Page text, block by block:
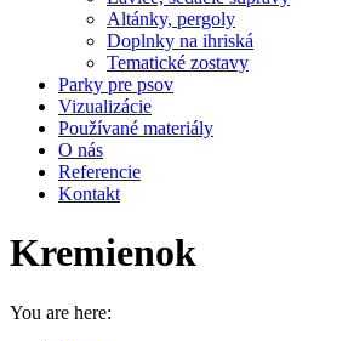
Altánky, pergoly
Doplnky na ihriská
Tematické zostavy
Parky pre psov
Vizualizácie
Používané materiály
O nás
Referencie
Kontakt
Kremienok
You are here: